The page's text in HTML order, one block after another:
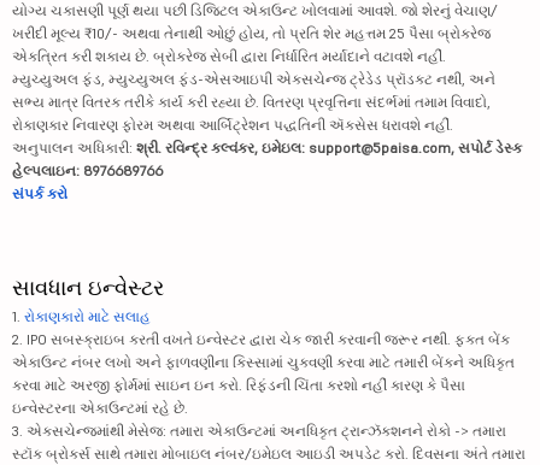
યોગ્ય ચકાસણી પૂર્ણ થયા પછી ડિજિટલ એકાઉન્ટ ખોલવામાં આવશે. જો શેરનું વેચાણ/
ખરીદી મૂલ્ય ₹10/- અથવા તેનાથી ઓછું હોય, તો પ્રતિ શેર મહત્તમ 25 પૈસા બ્રોકરેજ
એકત્રિત કરી શકાય છે. બ્રોકરેજ સેબી દ્વારા નિર્ધારિત મર્યાદાને વટાવશે નહીં.
મ્યુચ્યુઅલ ફંડ, મ્યુચ્યુઅલ ફંડ-એસઆઇપી એક્સચેન્જ ટ્રેડેડ પ્રૉડક્ટ નથી, અને
સભ્ય માત્ર વિતરક તરીકે કાર્ય કરી રહ્યા છે. વિતરણ પ્રવૃત્તિના સંદર્ભમાં તમામ વિવાદો,
રોકાણકાર નિવારણ ફોરમ અથવા આર્બિટ્રેશન પદ્ધતિની ઍક્સેસ ધરાવશે નહીં.
અનુપાલન અધિકારી: શ્રી. રવિન્દ્ર કલ્વંકર, ઇમેઇલ: support@5paisa.com, સપોર્ટ ડેસ્ક
હેલ્પલાઇન: 8976689766
સંપર્ક કરો
સાવધાન ઇન્વેસ્ટર
1. રોકાણકારો માટે સલાહ
2. IPO સબસ્ક્રાઇબ કરતી વખતે ઇન્વેસ્ટર દ્વારા ચેક જારી કરવાની જરૂર નથી. ફક્ત બેંક
એકાઉન્ટ નંબર લખો અને ફાળવણીના કિસ્સામાં ચુકવણી કરવા માટે તમારી બેંકને અધિકૃત
કરવા માટે અરજી ફોર્મમાં સાઇન ઇન કરો. રિફંડની ચિંતા કરશો નહીં કારણ કે પૈસા
ઇન્વેસ્ટરના એકાઉન્ટમાં રહે છે.
3. એક્સચેન્જમાંથી મેસેજ: તમારા એકાઉન્ટમાં અનધિકૃત ટ્રાન્ઝૅક્શનને રોકો -> તમારા
સ્ટૉક બ્રોકર્સ સાથે તમારા મોબાઇલ નંબર/ઇમેઇલ આઇડી અપડેટ કરો. દિવસના અંતે તમારા